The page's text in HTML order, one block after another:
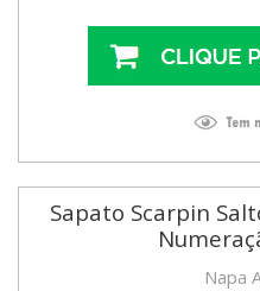
Sapato Scarpin
Napa